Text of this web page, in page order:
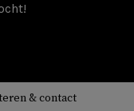
& contact